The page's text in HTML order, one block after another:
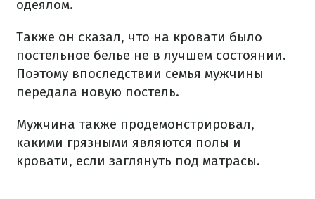
одеялом.
Также он сказал, что на кровати было
постельное белье не в лучшем состоянии.
Поэтому впоследствии семья мужчины
передала новую постель.
Мужчина также продемонстрировал,
какими грязными являются полы и
кровати, если заглянуть под матрасы.